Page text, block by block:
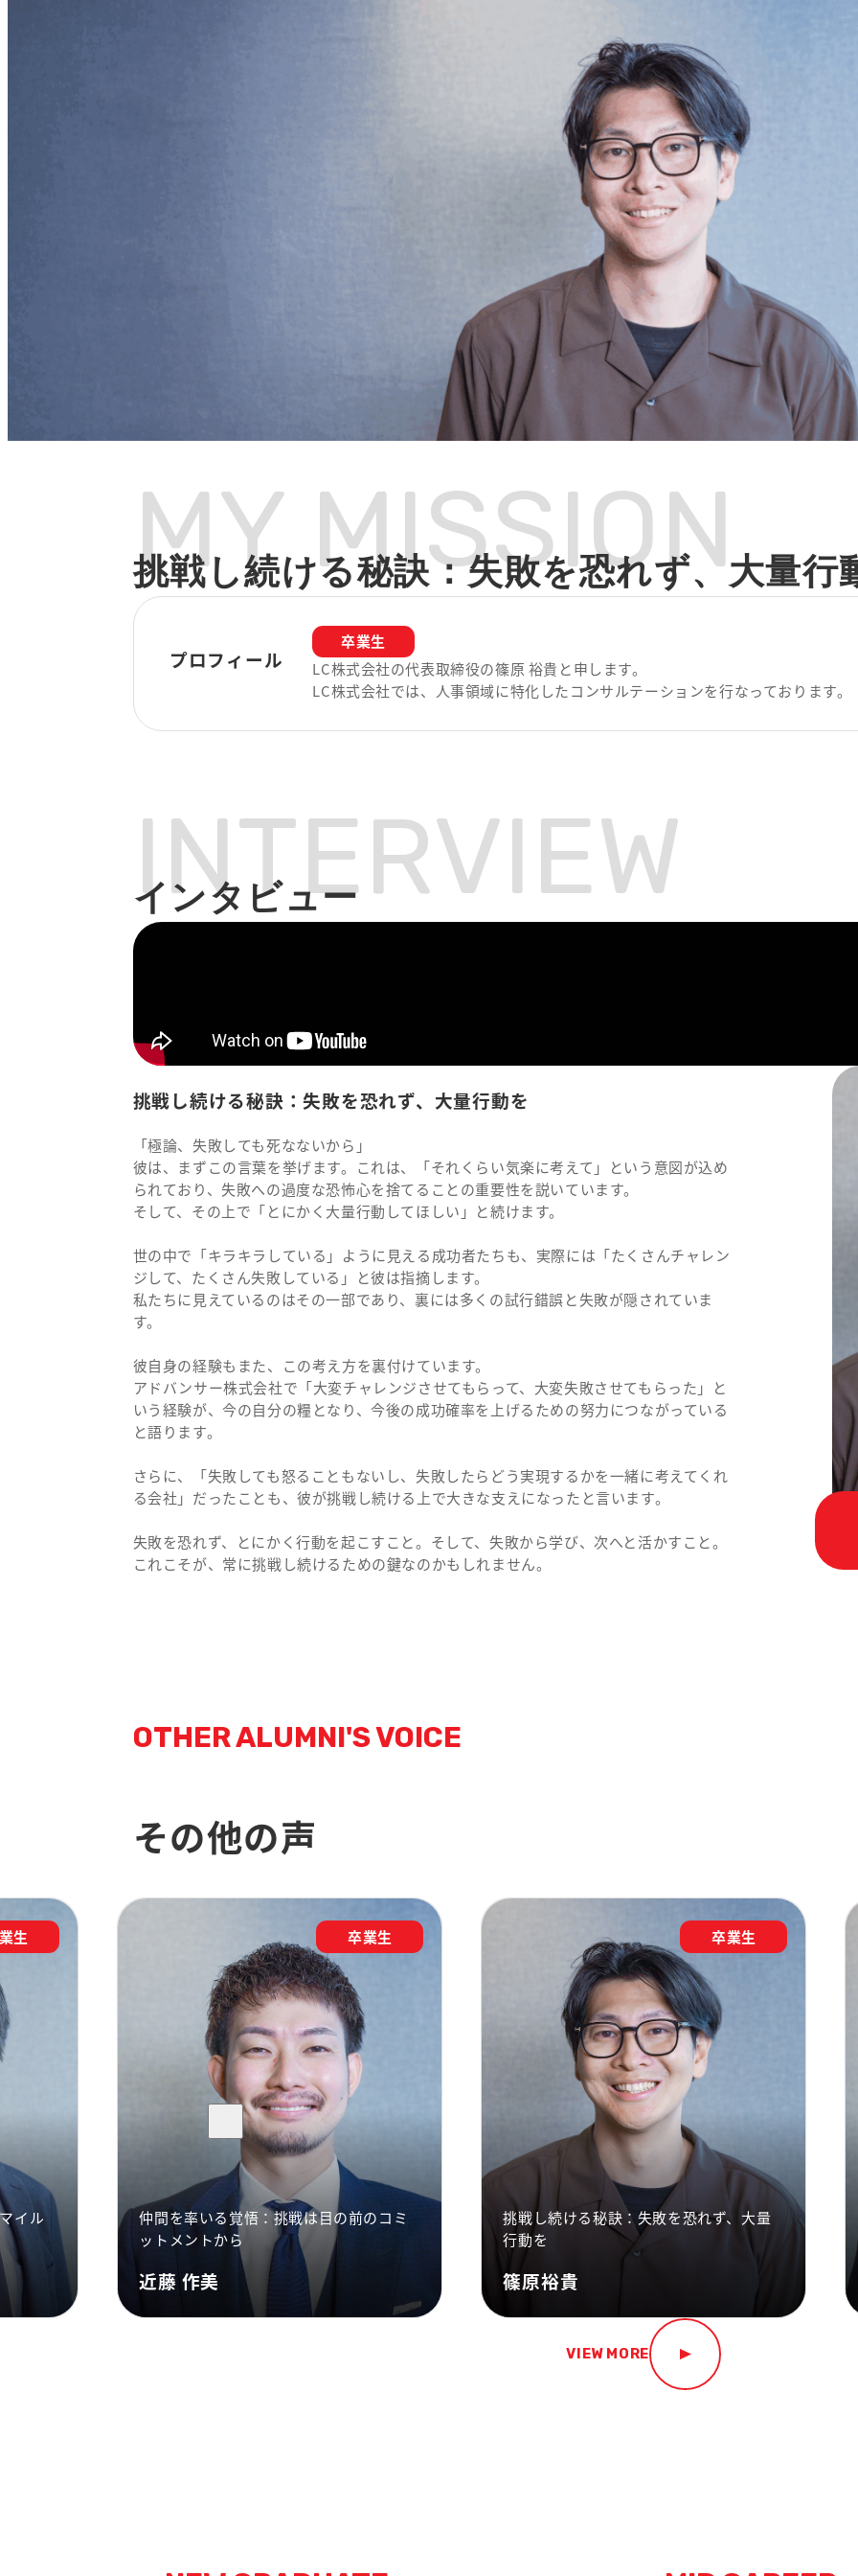
MYMISSION
挑戦し続ける秘訣：失敗を恐れず、大量行
プロフィール
卒業生
LC株式会社の代表取締役の篠原 裕貴と申します。
LC株式会社では、人事領域に特化したコンサルテーションを行なっております。
INTERVIEW
インタビュー
挑戦し続ける秘訣：失敗を恐れず、大量行動を
「極論、失敗しても死なないから」
彼は、まずこの言葉を挙げます。これは、「それくらい気楽に考えて」という意図が込め
られており、失敗への過度な恐怖心を捨てることの重要性を説いています。
そして、その上で「とにかく大量行動してほしい」と続けます。
世の中で「キラキラしている」ように見える成功者たちも、実際には「たくさんチャレン
ジして、たくさん失敗している」と彼は指摘します。
私たちに見えているのはその一部であり、裏には多くの試行錯誤と失敗が隠されていま
す。
彼自身の経験もまた、この考え方を裏付けています。
アドバンサー株式会社で「大変チャレンジさせてもらって、大変失敗させてもらった」と
いう経験が、今の自分の糧となり、今後の成功確率を上げるための努力につながっている
と語ります。
さらに、「失敗しても怒ることもないし、失敗したらどう実現するかを一緒に考えてくれ
る会社」だったことも、彼が挑戦し続ける上で大きな支えになったと言います。
失敗を恐れず、とにかく行動を起こすこと。そして、失敗から学び、次へと活かすこと。
これこそが、常に挑戦し続けるための鍵なのかもしれません。
OTHER ALUMNI'S VOICE
その他の声
生
イル
卒業生
仲間を率いる覚悟：挑戦は目の前のコミ
ットメントから
近藤 作美
卒業生
挑戦し続ける秘訣：失敗を恐れず、大量
行動を
篠原裕貴
VIEW MORE